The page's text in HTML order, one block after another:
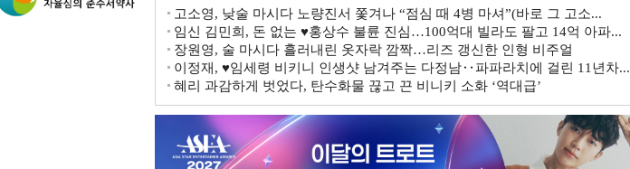
고소영, 낮술 마시다 노량진서 쫓겨나 “점심 때 4병 마셔”(바로 그 고소...
임신 김민희, 돈 없는 ♥홍상수 불륜 진심…100억대 빌라도 팔고 14억 아파...
장원영, 술 마시다 흘러내린 옷자락 깜짝…리즈 갱신한 인형 비주얼
이정재, ♥임세령 비키니 인생샷 남겨주는 다정남‥파파라치에 걸린 11년차...
혜리 과감하게 벗었다, 탄수화물 끊고 끈 비니키 소화 ‘역대급’